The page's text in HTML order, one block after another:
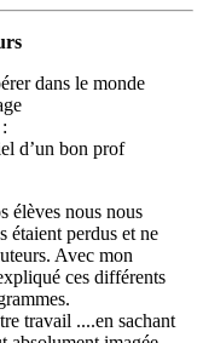
dans le monde
:
d’un bon prof
élèves nous nous
étaient perdus et ne
Avec mon
ces différents
travail ....en sachant